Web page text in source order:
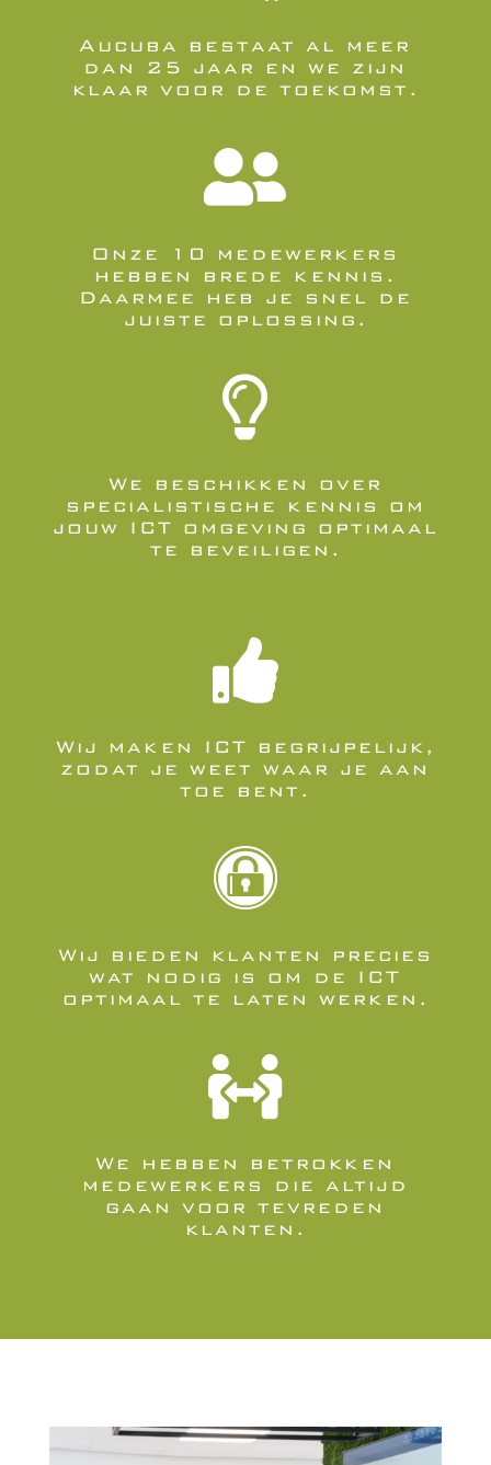
Aucuba bestaat al meer
dan 25 jaar en we zijn
klaar voor de toekomst.

Onze 10 medewerkers
hebben brede kennis.
Daarmee heb je snel de
juiste oplossing.

We beschikken over
specialistische kennis om
jouw ICT omgeving optimaal
te beveiligen.

Wij maken ICT begrijpelijk,
zodat je weet waar je aan
toe bent.

Wij bieden klanten precies
wat nodig is om de ICT
optimaal te laten werken.

We hebben betrokken
medewerkers die altijd
gaan voor tevreden
klanten.